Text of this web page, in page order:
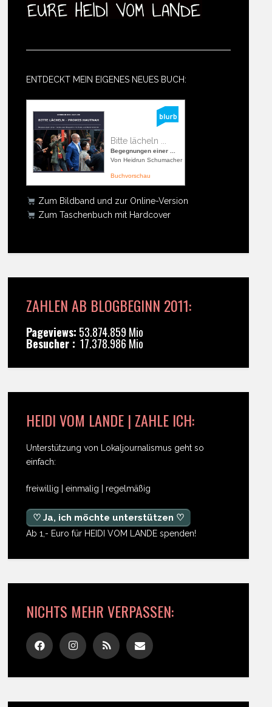
ENTDECKT MEIN EIGENES NEUES BUCH:
Bitte lächeln ...
Begegnungen einer ...
Von Heidrun Schumacher
Buchvorschau
Zum Bildband und zur Online-Version
Zum Taschenbuch mit Hardcover
ZAHLEN AB BLOGBEGINN 2011:
Pageviews: 53.874.859 Mio
Besucher : 17.378.986 Mio
HEIDI VOM LANDE | ZAHLE ICH:
Unterstützung von Lokaljournalismus geht so
einfach:
freiwillig | einmalig | regelmäßig
♡ Ja, ich möchte unterstützen ♡
Ab 1,- Euro für HEIDI VOM LANDE spenden!
NICHTS MEHR VERPASSEN: